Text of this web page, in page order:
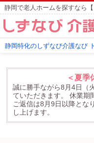
静岡で老人ホームを探すなら【
静岡特化のしずなび介護なび
＜夏季
誠に勝手ながら8月4日（
ていただきます。
休業期
ご返信は8月9日以降とな
し上げます。